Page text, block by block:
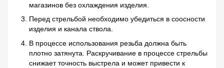
магазинов без охлаждения изделия.
Перед стрельбой необходимо убедиться в соосности
изделия и канала ствола.
В процессе использования резьба должна быть
плотно затянута. Раскручивание в процессе стрельбы
снижает точность выстрела и может привести к